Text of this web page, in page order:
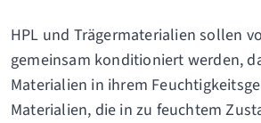
HPL und Trägermaterialien sollen
gemeinsam konditioniert werden,
Materialien in ihrem
Materialien, die in zu feuchtem